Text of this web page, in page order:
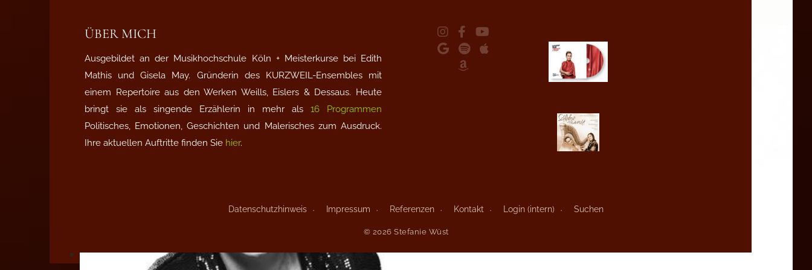
ÜBER MICH
Ausgebildet an der Musikhochschule Köln + Meisterkurse bei Edith
Mathis und Gisela May. Gründerin des KURZWEIL-Ensembles mit
einem Repertoire aus den Werken Weills, Eislers & Dessaus. Heute
bringt sie als singende Erzählerin in mehr als 16 Programmen
Politisches, Emotionen, Geschichten und Malerisches zum Ausdruck.
Ihre aktuellen Auftritte finden Sie hier.
Datenschutzhinweis Impressum Referenzen Kontakt Login (intern) Suchen
© 2026 Stefanie Wüst